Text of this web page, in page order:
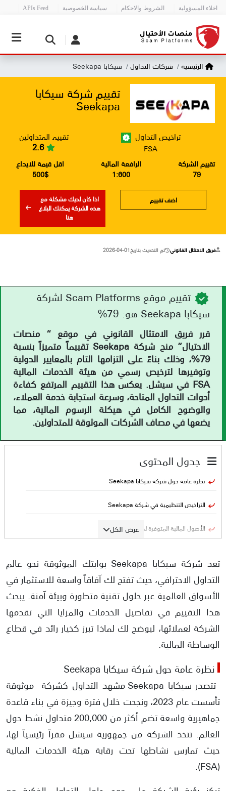
اخلاء المسؤولية الشروط والاحكام سياسة الخصوصية APIs Feed
الرئيسية شركات التداول سيكابا Seekapa
تقييم شركة سيكابا
Seekapa
تقييم المتداولين
2.6
تراخيص التداول
FSA
تقييم الشركة
79
الرافعة المالية
1:600
اقل قيمة للايداع
500$
اضف تقييم اذا كان لديك مشكلة مع
هذه الشركة يمكنك البلاغ
هنا
فريق الامتثال القانوني تم التحديث بتاريخ2026-04-01
تقييم موقع Scam Platforms لشركة
سيكابا Seekapa هو: 79%
قرر فريق الامتثال القانوني في موقع “ منصات
الاحتيال” منح شركة Seekapa تقييماً متميزاً بنسبة
79%، وذلك بناءً على التزامها التام بالمعايير الدولية
وتوفيرها لترخيص رسمي من هيئة الخدمات المالية
FSA في سيشل. يعكس هذا التقييم المرتفع كفاءة
أدوات التداول المتاحة، وسرعة استجابة خدمة العملاء،
والوضوح الكامل في هيكلة الرسوم المالية، مما
يضعها في مصاف الشركات الموثوقة للمتداولين.
جدول المحتوى
عرض الكل
نظرة عامة حول شركة سيكابا Seekapa
التراخيص التنظيمية في شركة Seekapa
الأصول المالية المتوفرة لدى شركة سيكَبا
أنواع حسابات التداول في شركة سيكابا Seekapa
طرق السحب والإيداع لدى شركة سيكابا Seekapa
رسوم شركة سيكابا Seekapa
معلومات الاتصال بشركة سيكابا Seekapa
خدمة العملاء في شركة سيكابا Seekapa
إيجابيات شركة سيكابا Seekapa
سلبيات شركة سيكابا Seekapa
هل شركة سيكابا Seekapa نصابة؟
تعد شركة سيكابا Seekapa بوابتك الموثوقة نحو عالم
التداول الاحترافي، حيث تفتح لك آفاقاً واسعة للاستثمار في
الأسواق العالمية عبر حلول تقنية متطورة وبيئة آمنة. يبحث
هذا التقييم في تفاصيل الخدمات والمزايا التي تقدمها
الشركة لعملائها، ليوضح لك لماذا تبرز كخيار رائد في قطاع
الوساطة المالية.
نظرة عامة حول شركة سيكابا Seekapa
تتصدر سيكابا Seekapa مشهد التداول كشركة موثوقة
تأسست عام 2023، ونجحت خلال فترة وجيزة في بناء قاعدة
جماهيرية واسعة تضم أكثر من 200,000 متداول نشط حول
العالم. تتخذ الشركة من جمهورية سيشل مقراً رئيسياً لها،
حيث تمارس نشاطها تحت رقابة هيئة الخدمات المالية
(FSA).